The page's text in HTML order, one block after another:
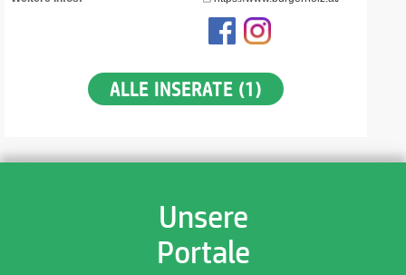
ALLE INSERATE (1)
Unsere
Portale